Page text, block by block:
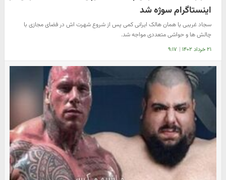
اینستاگرام سوژه شد
سجاد غریبی یا همان هالک ایرانی کمی پس از شروع شهرت اش در فضای مجازی با
چالش ها و حواشی متعددی مواجه شد.
۲۱ خرداد ۱۴۰۲ | ۹:۱۷